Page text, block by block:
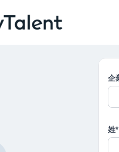
企
姓*